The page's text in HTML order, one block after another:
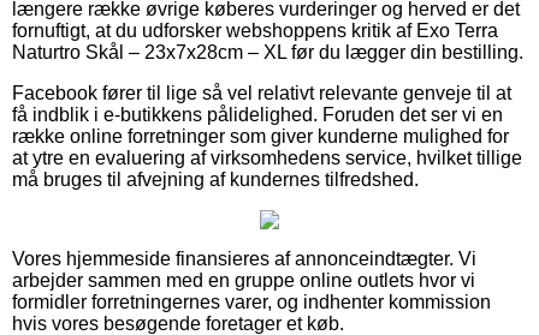
længere række øvrige køberes vurderinger og herved er det
fornuftigt, at du udforsker webshoppens kritik af Exo Terra
Naturtro Skål – 23x7x28cm – XL før du lægger din bestilling.
Facebook fører til lige så vel relativt relevante genveje til at
få indblik i e-butikkens pålidelighed. Foruden det ser vi en
række online forretninger som giver kunderne mulighed for
at ytre en evaluering af virksomhedens service, hvilket tillige
må bruges til afvejning af kundernes tilfredshed.
Vores hjemmeside finansieres af annonceindtægter. Vi
arbejder sammen med en gruppe online outlets hvor vi
formidler forretningernes varer, og indhenter kommission
hvis vores besøgende foretager et køb.